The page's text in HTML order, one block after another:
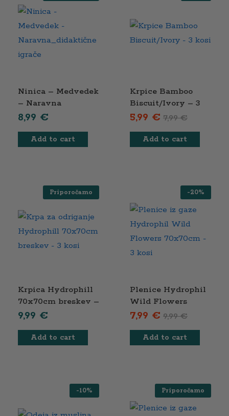
Ninica – Medvedek
– Naravna
8,99 €
Add to cart
Krpice Bamboo
Biscuit/Ivory – 3
kosi
5,99 € 7,99€
Add to cart
Priporočamo
Krpica Hydrophill
70x70cm breskev –
3 kosi
9,99 €
Add to cart
-20%
Plenice Hydrophil
Wild Flowers
70x70cm – 3 kosi
7,99 € 9,99€
Add to cart
-10% Priporočamo